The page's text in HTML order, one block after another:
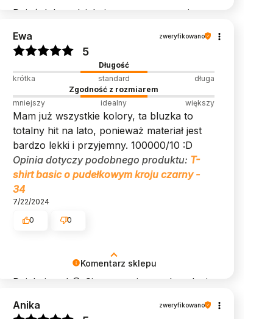
Dzień dobry, dziękujemy za pozostawioną
sklepie pozostawiły pozytywne wrażenia.
❤️
Komentarz sklepu
Dziękujemy! 😍 Cieszymy się z zadowolenia
Ewa zweryfikowano
5
Długość
krótka
standard
długa
Zgodność z rozmiarem
mniejszy
idealny większy
Mam już wszystkie kolory, ta bluzka to
totalny hit na lato, ponieważ materiał jest
bardzo lekki i przyjemny. 100000/10 :D
Opinia dotyczy podobnego produktu: T-
shirt basic o pudełkowym kroju czarny -
34
7/22/2024
0 0
Anika zweryfikowano